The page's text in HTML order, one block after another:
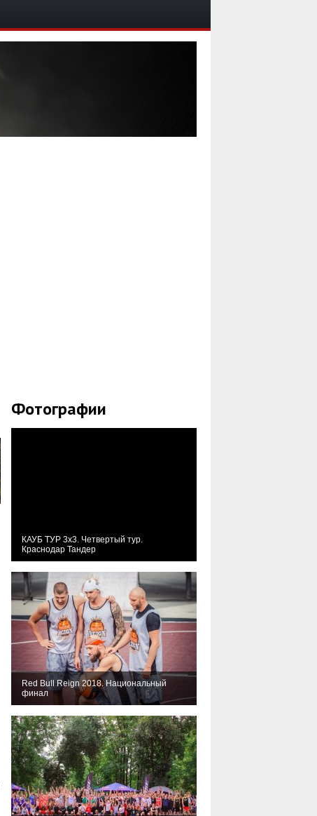
Фотографии
КАУБ ТУР 3х3. Четвертый тур.
Краснодар Тандер
Red Bull Reign 2018. Национальный
финал